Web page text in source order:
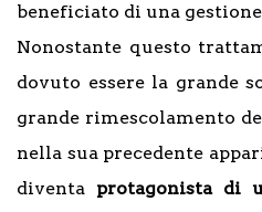
beneficiato di una
Nonostante questo
dovuto essere la grande
grande rimescolamento
nella sua precedente
diventa protagonista di